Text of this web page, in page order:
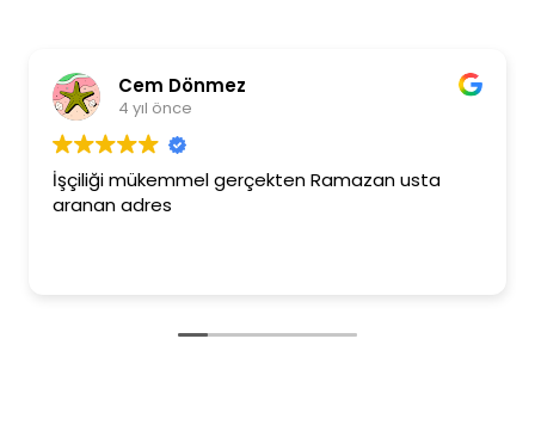
Cem Dönmez
4 yıl önce
İşçiliği mükemmel gerçekten Ramazan usta
aranan adres